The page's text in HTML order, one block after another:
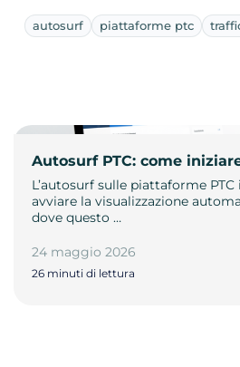
autosurf piattaforme ptc
Autosurf PTC: come
L’autosurf sulle piattaforme
avviare la visualizzazione
dove questo …
24 maggio 2026
26 minuti di lettura